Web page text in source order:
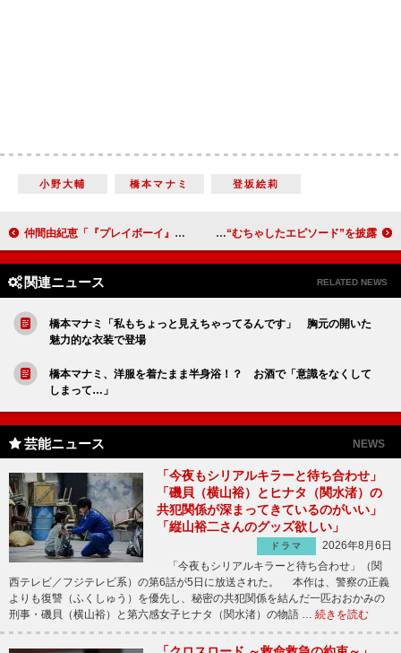
小野大輔 橋本マナミ 登坂絵莉
仲間由紀恵「『プレイボーイ』は永遠の青春」 デビュー当時も「素のままの姿を引き出してくれた」 鈴木亮平、白石隼也を「強めに蹴りました」 撮影時の“むちゃしたエピソード”を披露
関連ニュース RELATED NEWS
橋本マナミ「私もちょっと見えちゃってるんです」 胸元の開いた
魅力的な衣装で登場
橋本マナミ、洋服を着たまま半身浴！？ お酒で「意識をなくして
しまって…」
芸能ニュース NEWS
「今夜もシリアルキラーと待ち合わせ」
「磯貝（横山裕）とヒナタ（関水渚）の
共犯関係が深まってきているのがいい」
「縦山裕二さんのグッズ欲しい」
ドラマ
2026年8月6日
「今夜もシリアルキラーと待ち合わせ」（関
西テレビ／フジテレビ系）の第6話が5日に放送された。 本作は、警察の正義
よりも復讐（ふくしゅう）を優先し、秘密の共犯関係を結んだ一匹おおかみの
刑事・磯貝（横山裕）と第六感女子ヒナタ（関水渚）の物語 … 続きを読む